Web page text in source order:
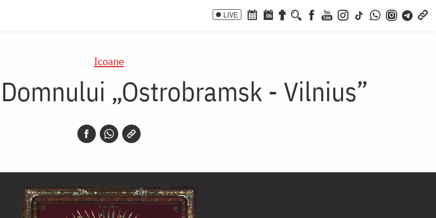
LIVE 06
Icoane
„Ostrobramsk - Vilnius”